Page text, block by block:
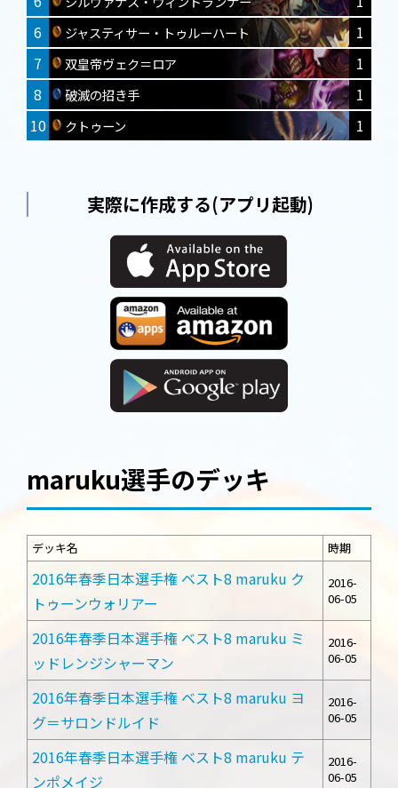
6
ジャスティサー・トゥルーハート
1
7
双皇帝ヴェク＝ロア
1
8
破滅の招き手
1
10
クトゥーン 1
実際に作成する(アプリ起動)
maruku選手のデッキ
デッキ名 時期
2016年春季日本選手権 ベスト8 maruku ク
トゥーンウォリアー
2016-
06-05
2016年春季日本選手権 ベスト8 maruku ミ
ッドレンジシャーマン
2016-
06-05
2016年春季日本選手権 ベスト8 maruku ヨ
グ＝サロンドルイド
2016-
06-05
2016年春季日本選手権 ベスト8 maruku テ
ンポメイジ
2016-
06-05